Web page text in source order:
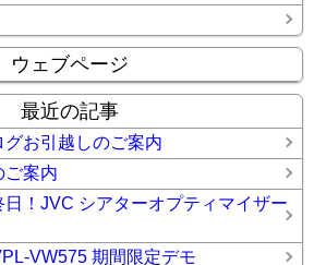
ウェブページ
最近の記事
お引越しのご案内
ご案内
日！JVC シアターオプティマイザー
VW575 期間限定デモ